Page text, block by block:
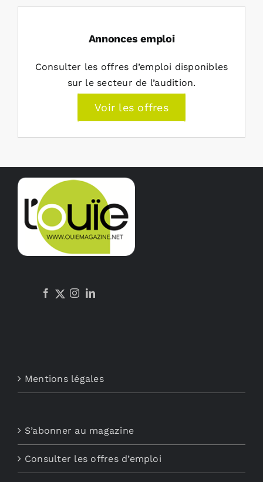
Annonces emploi
Consulter les offres d’emploi disponibles
sur le secteur de l’audition.
Voir les offres
Mentions légales
S’abonner au magazine
Consulter les offres d’emploi